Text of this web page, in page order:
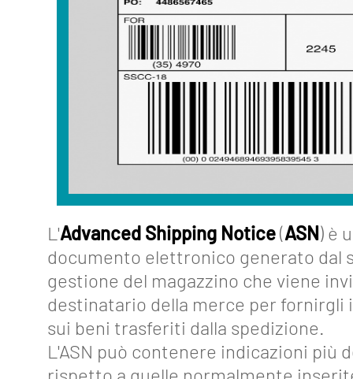
About
Funzionalità
L'Advanced Shipping Notice (ASN) è
documento elettronico generato dal
gestione del magazzino che viene
destinatario della merce per fornirgli
sui beni trasferiti dalla spedizione.
L'ASN può contenere indicazioni più